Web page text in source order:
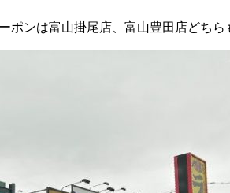
ポンは富山掛尾店、富山豊田店どちら